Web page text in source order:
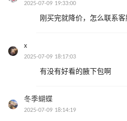
2025-07-09 19:33:00
刚买完就降价，怎么联系
x
2025-07-09 18:17:03
有没有好看的腋下包啊
冬季蝴蝶
2025-07-09 18:14:19